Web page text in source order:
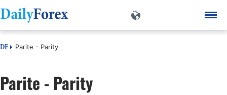
DF Parite - Parity
Parite - Parity